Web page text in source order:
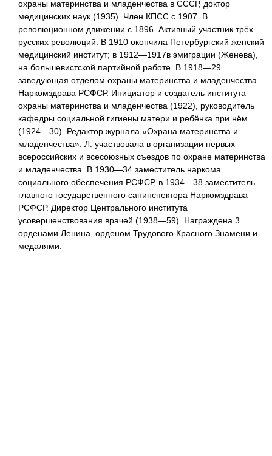
охраны материнства и младенчества в СССР, доктор
медицинских наук (1935). Член КПСС с 1907. В
революционном движении с 1896. Активный участник трёх
русских революций. В 1910 окончила Петербургский женский
медицинский институт; в 1912—1917в эмиграции (Женева),
на большевистской партийной работе. В 1918—29
заведующая отделом охраны материнства и младенчества
Наркомздрава РСФСР. Инициатор и создатель института
охраны материнства и младенчества (1922), руководитель
кафедры социальной гигиены матери и ребёнка при нём
(1924—30). Редактор журнала «Охрана материнства и
младенчества». Л. участвовала в организации первых
всероссийских и всесоюзных съездов по охране материнства
и младенчества. В 1930—34 заместитель наркома
социального обеспечения РСФСР, в 1934—38 заместитель
главного государственного санинспектора Наркомздрава
РСФСР. Директор Центрального института
усовершенствования врачей (1938—59). Награждена 3
орденами Ленина, орденом Трудового Красного Знамени и
медалями.